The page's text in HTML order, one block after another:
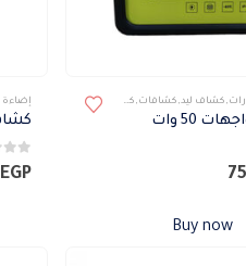
, كشاف ليد, كشافات , كشافات خارجى
50 وات
Buy now
كشاف
0من 5
EGP